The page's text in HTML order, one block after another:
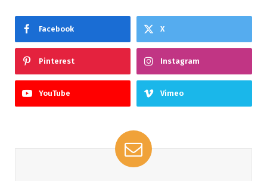
Facebook X
Pinterest Instagram
YouTube Vimeo